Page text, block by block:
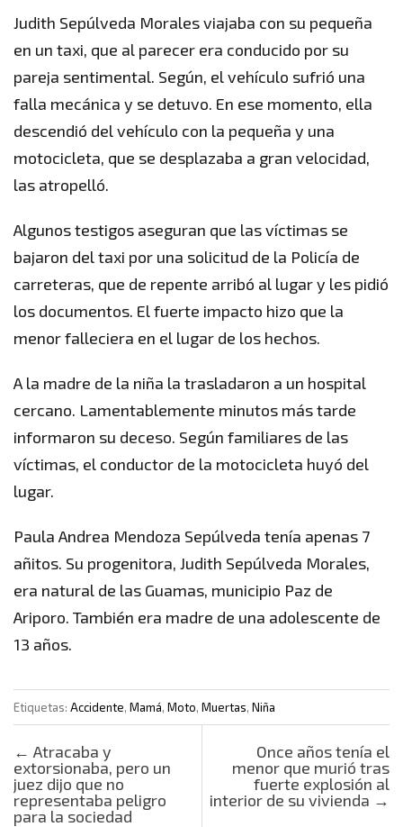
Judith Sepúlveda Morales viajaba con su pequeña
en un taxi, que al parecer era conducido por su
pareja sentimental. Según, el vehículo sufrió una
falla mecánica y se detuvo. En ese momento, ella
descendió del vehículo con la pequeña y una
motocicleta, que se desplazaba a gran velocidad,
las atropelló.
Algunos testigos aseguran que las víctimas se
bajaron del taxi por una solicitud de la Policía de
carreteras, que de repente arribó al lugar y les pidió
los documentos. El fuerte impacto hizo que la
menor falleciera en el lugar de los hechos.
A la madre de la niña la trasladaron a un hospital
cercano. Lamentablemente minutos más tarde
informaron su deceso. Según familiares de las
víctimas, el conductor de la motocicleta huyó del
lugar.
Paula Andrea Mendoza Sepúlveda tenía apenas 7
añitos. Su progenitora, Judith Sepúlveda Morales,
era natural de las Guamas, municipio Paz de
Ariporo. También era madre de una adolescente de
13 años.
Etiquetas: Accidente, Mamá, Moto, Muertas, Niña
Post navigation
← Atracaba y
extorsionaba, pero un
juez dijo que no
representaba peligro
para la sociedad
Once años tenía el
menor que murió tras
fuerte explosión al
interior de su vivienda →